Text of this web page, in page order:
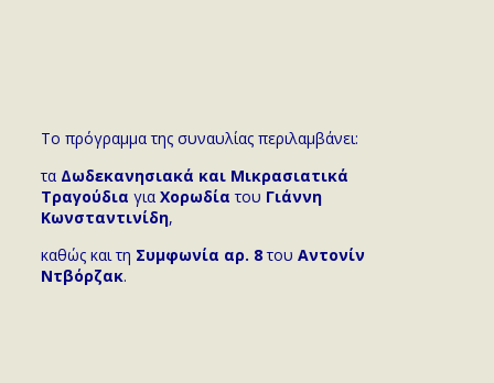
Το πρόγραμμα της συναυλίας περιλαμβάνει:
τα Δωδεκανησιακά και Μικρασιατικά
Τραγούδια για Χορωδία του Γιάννη
Κωνσταντινίδη,
καθώς και τη Συμφωνία αρ. 8του Αντονίν
Ντβόρζακ.